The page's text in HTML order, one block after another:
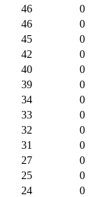
46
0
46
0
45
0
42
0
40
0
39
0
34
0
33
0
32
0
31
0
27
0
25
0
24
0